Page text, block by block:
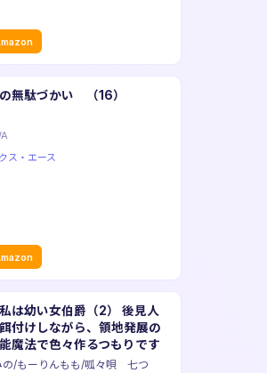
無駄づかい （16）
ス・エース
は幼い女伯爵（2） 後見人
付けしながら、領地発展の
魔法で色々作るつもりです
/もーりんもも/呱々唄 七つ